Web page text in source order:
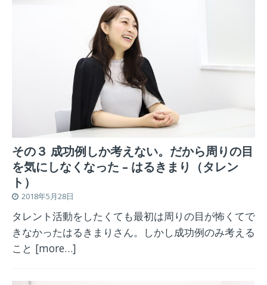
その３ 成功例しか考えない。だから周りの目
を気にしなくなった – はるきまり（タレン
ト）
2018年5月28日
タレント活動をしたくても最初は周りの目が怖くてで
きなかったはるきまりさん。しかし成功例のみ考える
こと [more…]